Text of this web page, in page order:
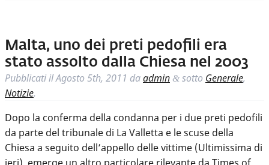
Malta, uno dei preti pedofili era
stato assolto dalla Chiesa nel 2003
Pubblicati ilAgosto 5th, 2011 daadmin & sotto Generale,
Notizie.
Dopo la conferma della condanna per i due preti pedofili
da parte del tribunale di La Valletta e le scuse della
Chiesa a seguito dell’appello delle vittime (Ultimissima di